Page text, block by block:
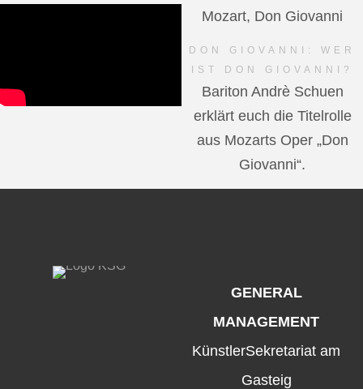
Mozart, Don Giovanni
DON GIOVANNI: WER
IST DON GIOVANNI?
Bariton Andrè Schuen
erklärt euch die Titelrolle
aus Mozarts Oper „Don
Giovanni“.
GENERAL
MANAGEMENT
KünstlerSekretariat am
Gasteig